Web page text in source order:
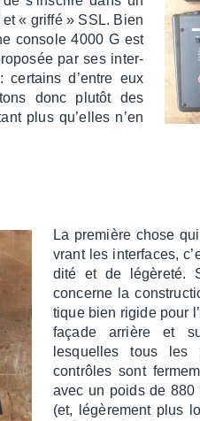
« griffé » SSL. Bien
console 4000 G est
par ses inter­
d’entre eux
donc plutôt des
plus qu’elles n’en
La première chose
vrant les inter­faces,
dité et de légè­reté.
concerne la
tique bien rigide pour
façade arrière et
lesquelles tous les
contrôles sont
avec un poids de 880
(et, légè­re­ment plus